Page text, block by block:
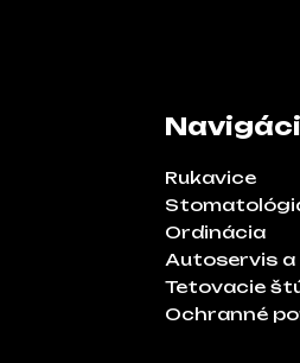
Rukavice
Ordinácia
Autoservis a
Tetovacie
Ochranné